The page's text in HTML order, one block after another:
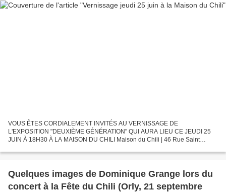
VOUS ÊTES CORDIALEMENT INVITÉS AU VERNISSAGE DE
L'EXPOSITION "DEUXIÈME GÉNÉRATION" QUI AURA LIEU CE JEUDI 25
JUIN À 18H30 À LA MAISON DU CHILI Maison du Chili | 46 Rue Saint
«Segunda...
Quelques images de Dominique Grange lors du
concert à la Fête du Chili (Orly, 21 septembre